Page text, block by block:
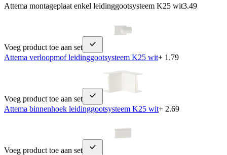
Attema montageplaat enkel leidinggootsysteem K25 wit3.49
Voeg product toe aan set
Attema verloopmof leidinggootsysteem K25 wit+ 1.79
Voeg product toe aan set
Attema binnenhoek leidinggootsysteem K25 wit+ 2.69
Voeg product toe aan set